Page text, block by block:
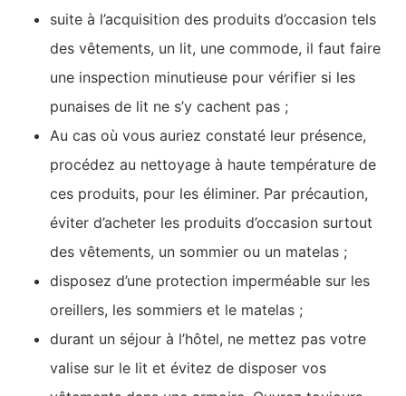
suite à l’acquisition des produits d’occasion tels
des vêtements, un lit, une commode, il faut faire
une inspection minutieuse pour vérifier si les
punaises de lit ne s’y cachent pas ;
Au cas où vous auriez constaté leur présence,
procédez au nettoyage à haute température de
ces produits, pour les éliminer. Par précaution,
éviter d’acheter les produits d’occasion surtout
des vêtements, un sommier ou un matelas ;
disposez d’une protection imperméable sur les
oreillers, les sommiers et le matelas ;
durant un séjour à l’hôtel, ne mettez pas votre
valise sur le lit et évitez de disposer vos